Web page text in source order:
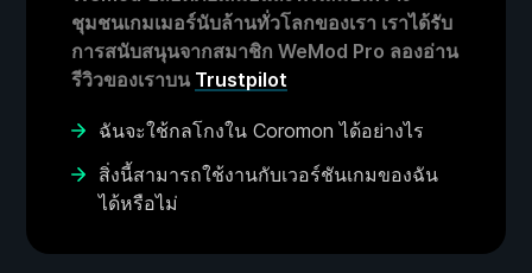
ชุมชนเกมเมอร์นับล้านทั่วโลกของเรา เราได้รับ
การสนับสนุนจากสมาชิก WeMod Pro ลองอ่าน
รีวิวของเราบน Trustpilot
ฉันจะใช้กลโกงใน Coromon ได้อย่างไร
สิ่งนี้สามารถใช้งานกับเวอร์ชันเกมของฉัน
ได้หรือไม่